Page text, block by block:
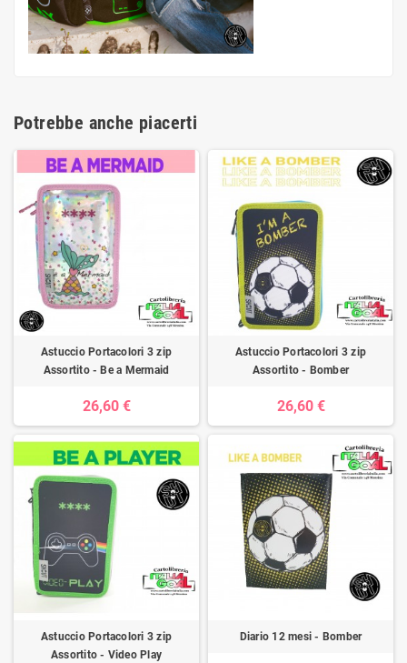
Potrebbe anche piacerti
Astuccio Portacolori 3 zip
Assortito - Be a Mermaid
26,60 €
Astuccio Portacolori 3 zip
Assortito - Bomber
26,60 €
Astuccio Portacolori 3 zip
Assortito - Video Play
Diario 12 mesi - Bomber